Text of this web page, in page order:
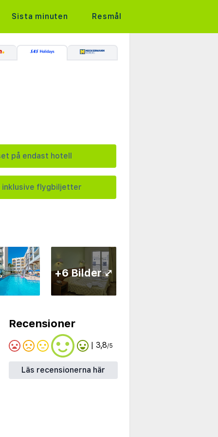
Sista minuten Resmål
på endast hotell
flygbiljetter
+6 Bilder ⤢
Recensioner
| 3,8/5
Läs recensionerna här